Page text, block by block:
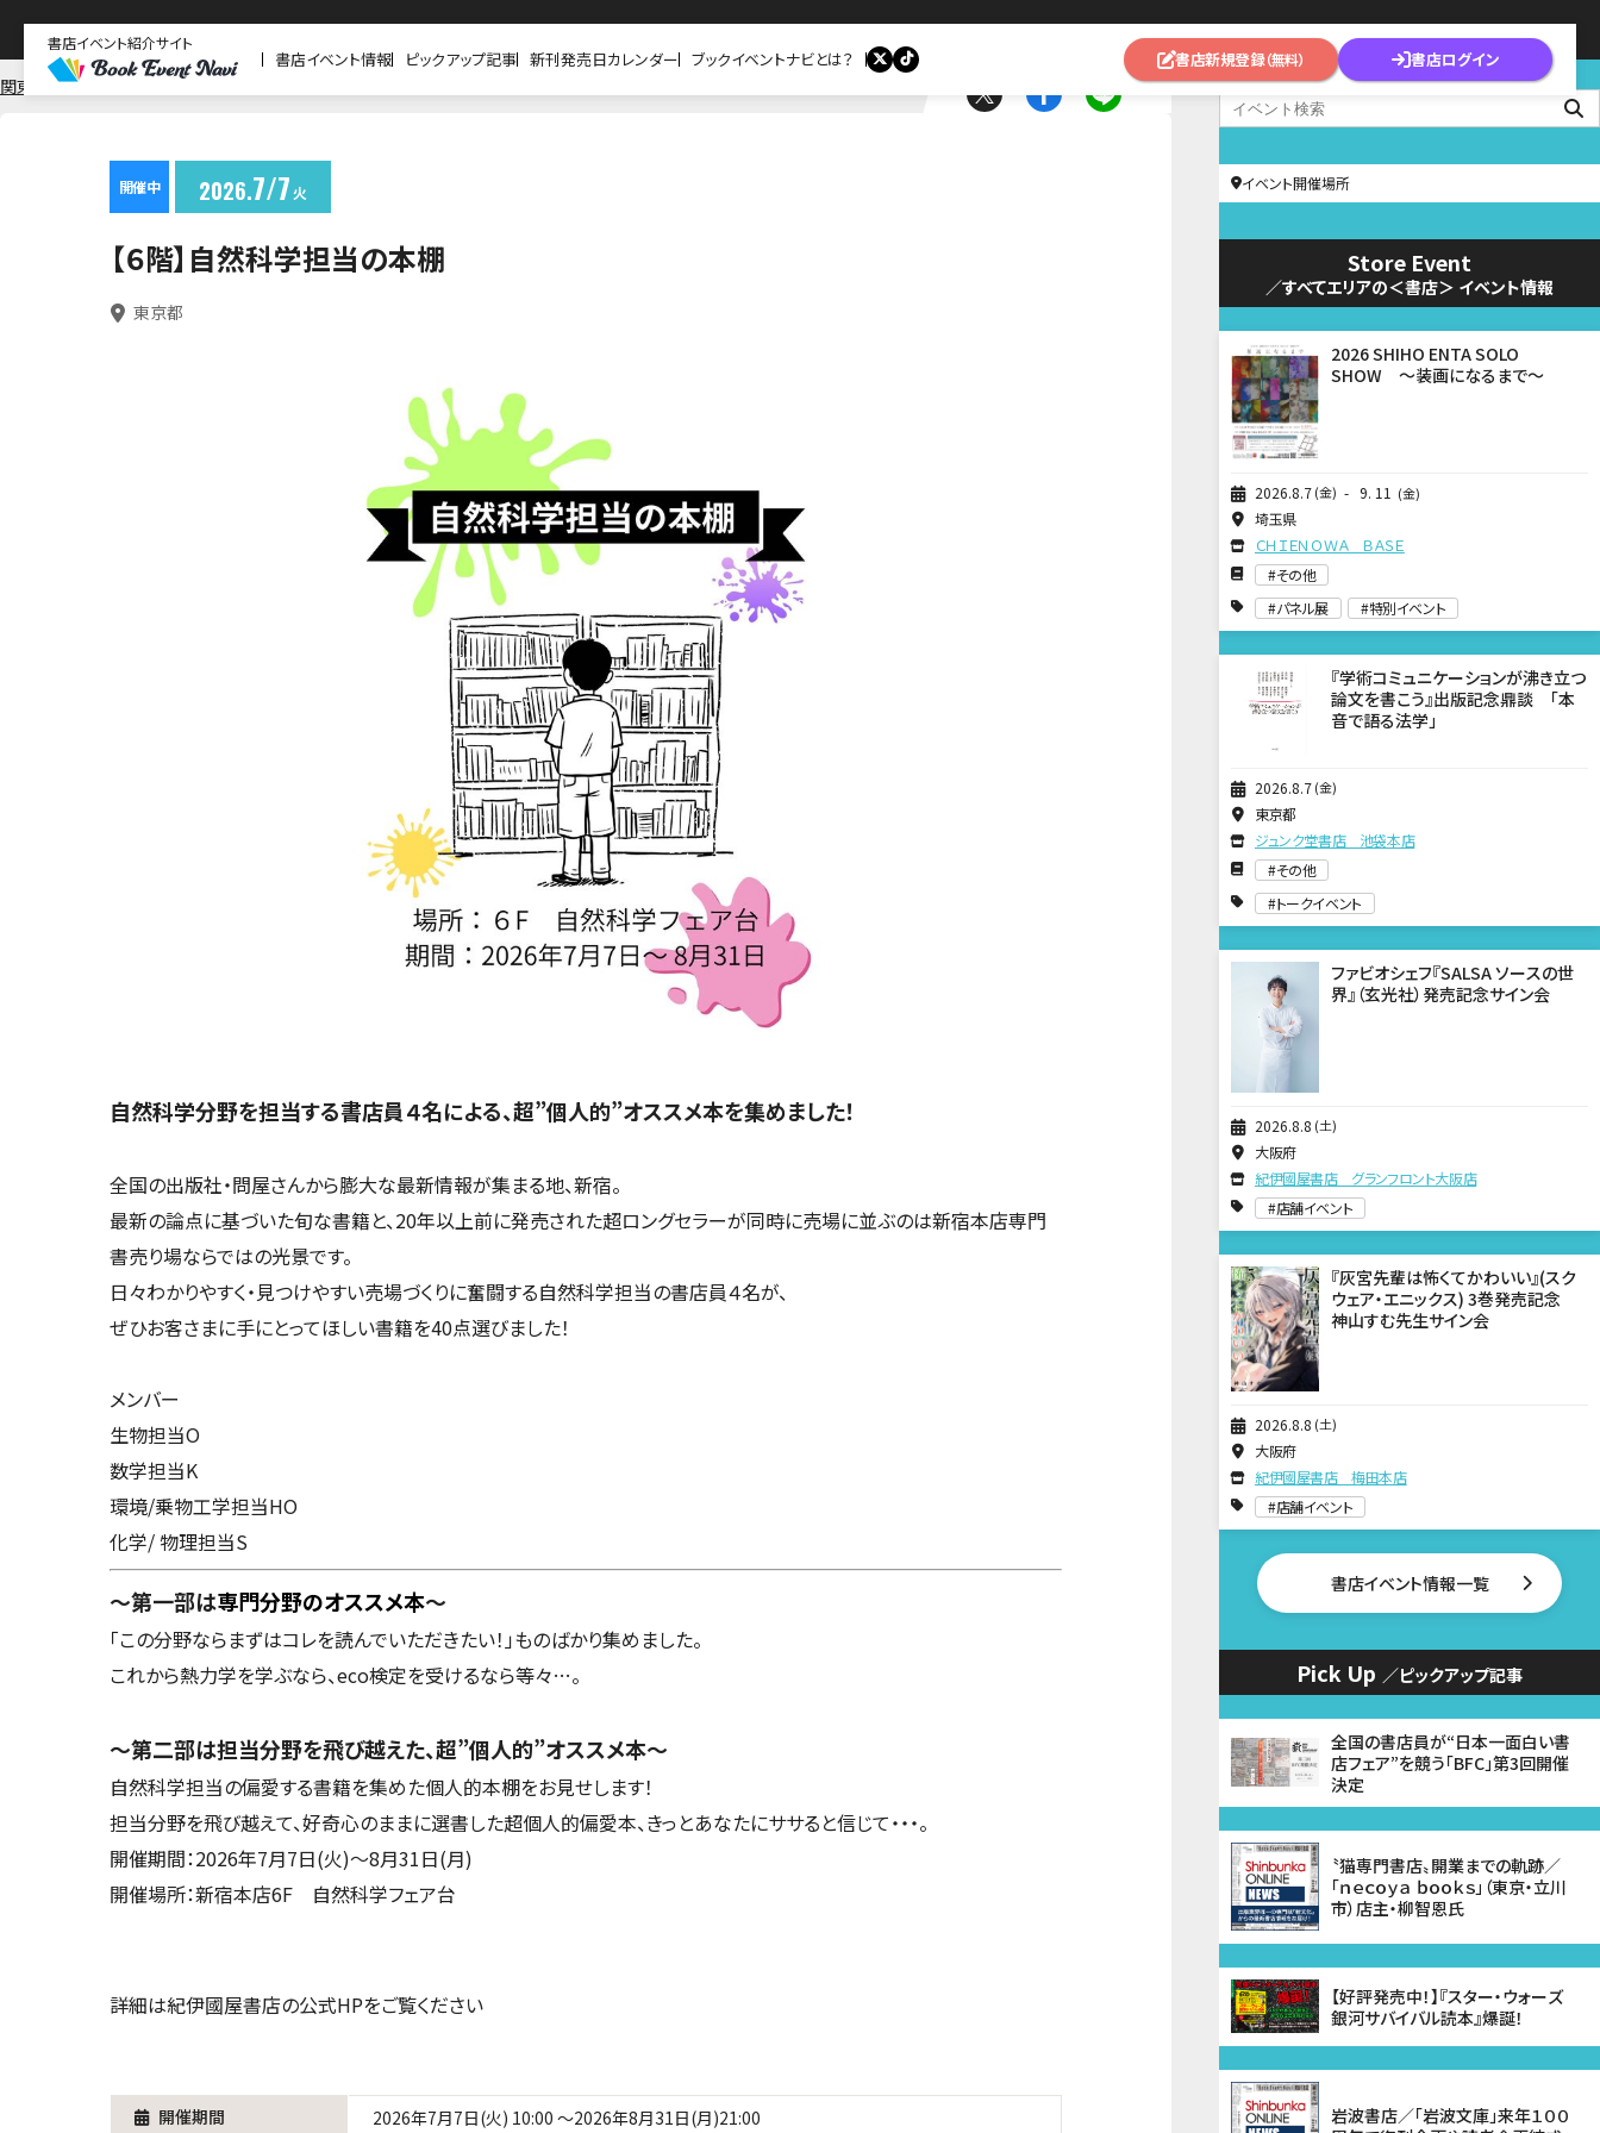
書店イベント紹介サイト
書店イベント情報 ピックアップ記事 新刊発売日カレンダー ブックイベントナビとは？ 書店新規登録（無料） 書店ログイン
関東 東京 紀伊國屋書店 新宿本店
開催中 2026 7 7火
【６階】自然科学担当の本棚
東京都
自然科学分野を担当する書店員４名による、超”個人的”オススメ本を集めました！
全国の出版社・問屋さんから膨大な最新情報が集まる地、新宿。
最新の論点に基づいた旬な書籍と、20年以上前に発売された超ロングセラーが同時に売場に並ぶのは新宿本店専門
書売り場ならではの光景です。
日々わかりやすく・見つけやすい売場づくりに奮闘する自然科学担当の書店員４名が、
ぜひお客さまに手にとってほしい書籍を40点選びました！
メンバー
生物担当O
数学担当K
環境/乗物工学担当HO
化学/ 物理担当S
～第一部は専門分野のオススメ本～
「この分野ならまずはコレを読んでいただきたい！」ものばかり集めました。
これから熱力学を学ぶなら、eco検定を受けるなら等々…。
～第二部は担当分野を飛び越えた、超”個人的”オススメ本～
自然科学担当の偏愛する書籍を集めた個人的本棚をお見せします！
担当分野を飛び越えて、好奇心のままに選書した超個人的偏愛本、きっとあなたにササると信じて・・・。
開催期間：2026年7月7日(火)～8月31日(月)
開催場所：新宿本店6F 自然科学フェア台
詳細は紀伊國屋書店の公式HPをご覧ください
開催期間 2026年7月7日(火) 10:00 ～2026年8月31日(月)21:00
イベント開催場所
Store Event
／すべてエリアの＜書店＞ イベント情報
2026 8 7 金 9 11 金
2026 SHIHO ENTA SOLO
SHOW ～装画になるまで～
埼玉県
ＣＨＩＥＮＯＷＡ ＢＡＳＥ
その他
パネル展
特別イベント
2026 8 7 金
『学術コミュニケーションが沸き立つ
論文を書こう』出版記念鼎談 「本
音で語る法学」
東京都
ジュンク堂書店 池袋本店
その他
トークイベント
2026 8 8 土
ファビオシェフ『SALSA ソースの世
界』（玄光社）発売記念サイン会
大阪府
紀伊國屋書店 グランフロント大阪店
店舗イベント
2026 8 8 土
『灰宮先輩は怖くてかわいい』(スク
ウェア・エニックス) 3巻発売記念
神山すむ先生サイン会
大阪府
紀伊國屋書店 梅田本店
店舗イベント
書店イベント情報一覧
Pick Up ／ピックアップ記事
全国の書店員が“日本一面白い書
店フェア”を競う「BFC」第3回開催
決定
〝猫専門書店〟開業までの軌跡／
「ｎｅｃｏｙａ ｂｏｏｋｓ」（東京・立川
市）店主・柳智恩氏
【好評発売中！】『スター・ウォーズ
銀河サバイバル読本』爆誕！
岩波書店／「岩波文庫」来年１００